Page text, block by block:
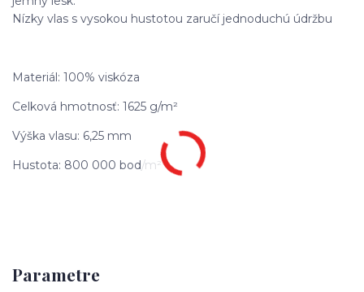
Nízky vlas s vysokou hustotou zaručí jednoduchú údržbu
Materiál: 100% viskóza
Celková hmotnosť: 1625 g/m²
Výška vlasu: 6,25 mm
Hustota: 800 000 bod/m²
Parametre